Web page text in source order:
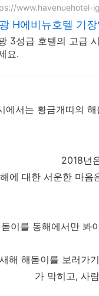
www.havenuehotel-
H에비뉴호텔 기
3성급 호텔의 고급
요.
에서는 황금개띠의 해
2018년
에 대한 서운한 마음
이를 동해에서만 봐
해 해돋이를 보러가
가 막히고, 사